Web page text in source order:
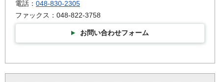
電話： 048-830-2305
ファックス：048-822-3758
お問い合わせフォーム